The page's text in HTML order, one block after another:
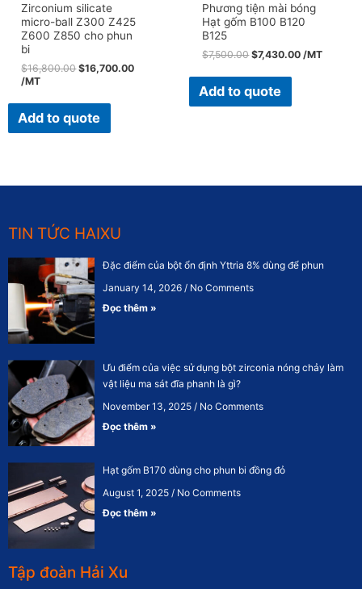
Zirconium silicate
micro-ball Z300 Z425
Z600 Z850 cho phun
bi
$16,800.00 $16,700.00
/MT
Add to quote
Phương tiện mài bóng
Hạt gốm B100 B120
B125
$7,500.00 $7,430.00 /MT
Add to quote
TIN TỨC HAIXU
Đặc điểm của bột ổn định Yttria 8% dùng để phun
January 14, 2026
No Comments
Đọc thêm »
Ưu điểm của việc sử dụng bột zirconia nóng chảy làm
vật liệu ma sát đĩa phanh là gì?
November 13, 2025
No Comments
Đọc thêm »
Hạt gốm B170 dùng cho phun bi đồng đỏ
August 1, 2025
No Comments
Đọc thêm »
Tập đoàn Hải Xu